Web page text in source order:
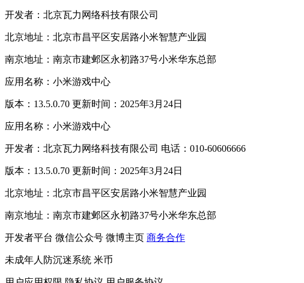
开发者：北京瓦力网络科技有限公司
北京地址：北京市昌平区安居路小米智慧产业园
南京地址：南京市建邺区永初路37号小米华东总部
应用名称：小米游戏中心
版本：13.5.0.70 更新时间：2025年3月24日
应用名称：小米游戏中心
开发者：北京瓦力网络科技有限公司 电话：010-60606666
版本：13.5.0.70 更新时间：2025年3月24日
北京地址：北京市昌平区安居路小米智慧产业园
南京地址：南京市建邺区永初路37号小米华东总部
开发者平台 微信公众号 微博主页 商务合作
未成年人防沉迷系统 米币